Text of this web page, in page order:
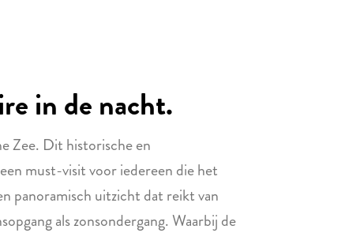
in de nacht.
Zee. Dit historische en
must-visit voor iedereen die het
panoramisch uitzicht dat reikt van
als zonsondergang. Waarbij de